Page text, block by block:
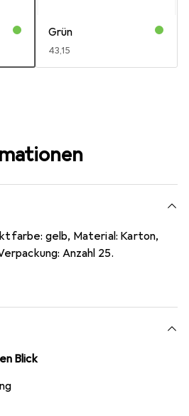
Grün
EUR
43,15
gelb, Material: Karton,
Anzahl 25.
Blick